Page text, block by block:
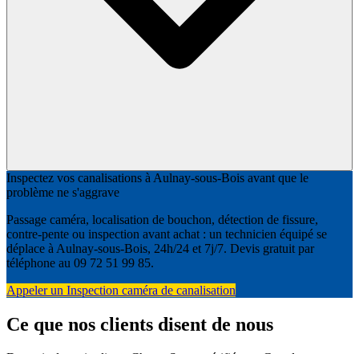
Inspectez vos canalisations à Aulnay-sous-Bois avant que le
problème ne s'aggrave
Passage caméra, localisation de bouchon, détection de fissure,
contre-pente ou inspection avant achat : un technicien équipé se
déplace à Aulnay-sous-Bois, 24h/24 et 7j/7. Devis gratuit par
téléphone au 09 72 51 99 85.
Appeler un Inspection caméra de canalisation
Ce que nos clients disent de nous